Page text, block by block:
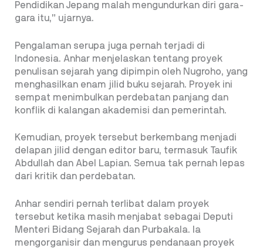
Pendidikan Jepang malah mengundurkan diri gara-
gara itu,” ujarnya.
Pengalaman serupa juga pernah terjadi di
Indonesia. Anhar menjelaskan tentang proyek
penulisan sejarah yang dipimpin oleh Nugroho, yang
menghasilkan enam jilid buku sejarah. Proyek ini
sempat menimbulkan perdebatan panjang dan
konflik di kalangan akademisi dan pemerintah.
Kemudian, proyek tersebut berkembang menjadi
delapan jilid dengan editor baru, termasuk Taufik
Abdullah dan Abel Lapian. Semua tak pernah lepas
dari kritik dan perdebatan.
Anhar sendiri pernah terlibat dalam proyek
tersebut ketika masih menjabat sebagai Deputi
Menteri Bidang Sejarah dan Purbakala. Ia
mengorganisir dan mengurus pendanaan proyek